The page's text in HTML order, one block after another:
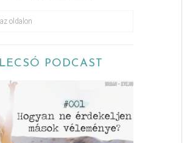
LECSÓ PODCAST